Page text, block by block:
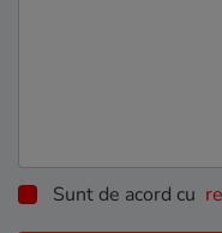
Sunt de acord cu